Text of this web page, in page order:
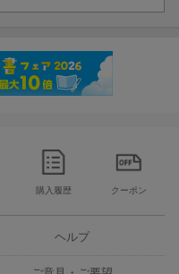
購入履歴 クーポン
ヘルプ